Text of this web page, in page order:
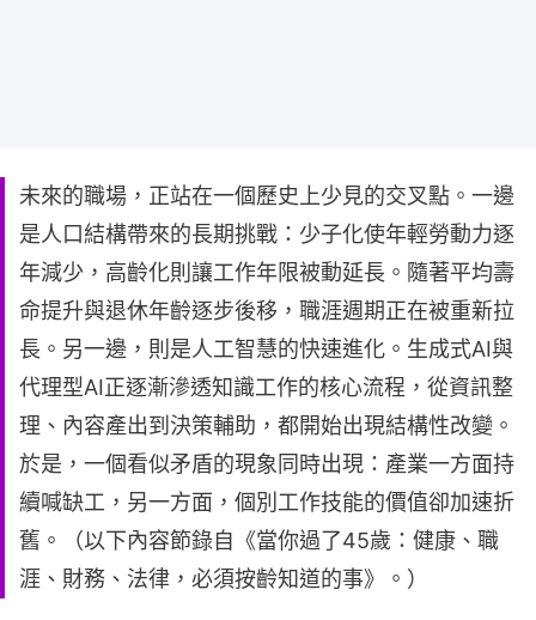
未來的職場，正站在一個歷史上少見的交叉點。一邊
是人口結構帶來的長期挑戰：少子化使年輕勞動力逐
年減少，高齡化則讓工作年限被動延長。隨著平均壽
命提升與退休年齡逐步後移，職涯週期正在被重新拉
長。另一邊，則是人工智慧的快速進化。生成式AI與
代理型AI正逐漸滲透知識工作的核心流程，從資訊整
理、內容產出到決策輔助，都開始出現結構性改變。
於是，一個看似矛盾的現象同時出現：產業一方面持
續喊缺工，另一方面，個別工作技能的價值卻加速折
舊。（以下內容節錄自《當你過了45歲：健康、職
涯、財務、法律，必須按齡知道的事》。）